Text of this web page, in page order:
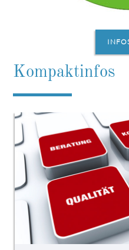
Kompaktinfos